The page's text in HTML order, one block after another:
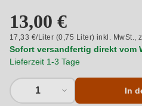
13,00 €
17,33 €/Liter (0,75 Liter) inkl. MwSt.,
Sofort versandfertig direkt vom
Lieferzeit 1-3 Tage
1 In